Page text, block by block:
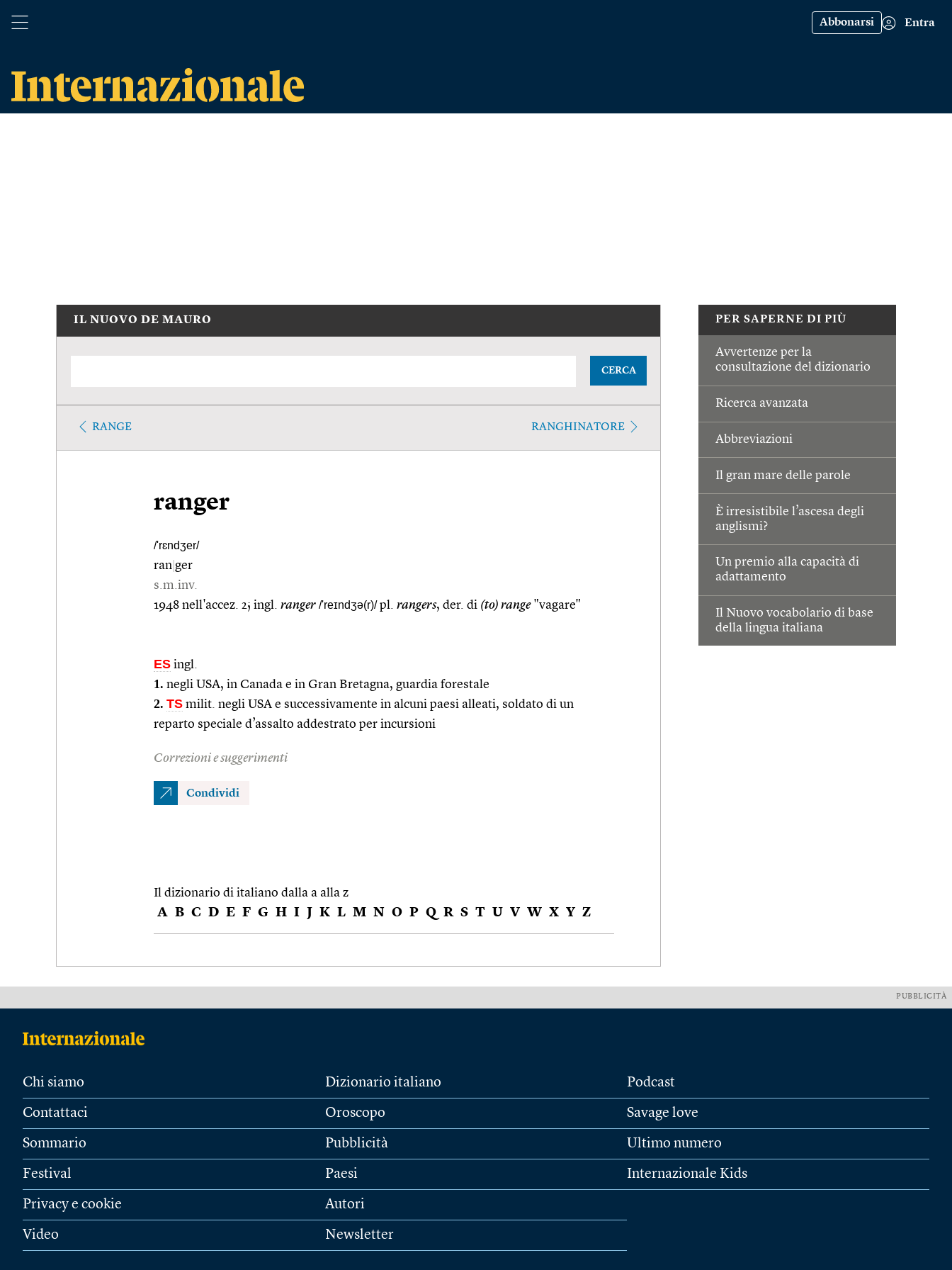
Abbonarsi Entra
PER SAPERNE DI PIÙ
Avvertenze per la
consultazione del dizionario
Ricerca avanzata
Abbreviazioni
Il gran mare delle parole
È irresistibile l’ascesa degli
anglismi?
Un premio alla capacità di
adattamento
Il Nuovo vocabolario di base
della lingua italiana
IL NUOVO DE MAURO
CERCA
RANGE RANGHINATORE
ranger
/'rɛndʒer/
ran ger
s.m.inv.
1948 nell'accez. 2; ingl. ranger /'reɪndʒə(r)/pl. rangers, der. di (to) range"vagare"
ES ingl.
1. negli USA, in Canada e in Gran Bretagna, guardia forestale
2. TS milit. negli USA e successivamente in alcuni paesi alleati, soldato di un
reparto speciale d’assalto addestrato per incursioni
Correzioni e suggerimenti
Condividi
Il dizionario di italiano dalla a alla z
A B C D E F G H I J K L M N O P Q R S T U V W X Y Z
PUBBLICITÀ
Chi siamo
Contattaci
Sommario
Festival
Privacy e cookie
Video
Dizionario italiano
Oroscopo
Pubblicità
Paesi
Autori
Newsletter
Podcast
Savage love
Ultimo numero
Internazionale Kids